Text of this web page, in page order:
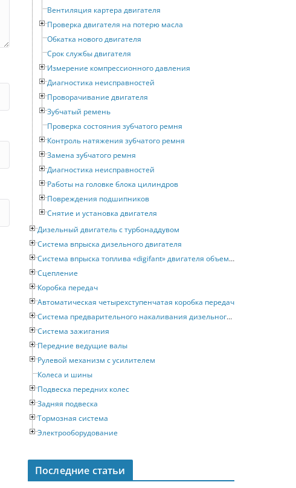
Вентиляция картера двигателя
Проверка двигателя на потерю масла
Обкатка нового двигателя
Срок службы двигателя
Измерение компрессионного давления
Диагностика неисправностей
Проворачивание двигателя
Зубчатый ремень
Проверка состояния зубчатого ремня
Контроль натяжения зубчатого ремня
Замена зубчатого ремня
Диагностика неисправностей
Работы на головке блока цилиндров
Повреждения подшипников
Снятие и установка двигателя
Дизельный двигатель с турбонаддувом
Система впрыска дизельного двигателя
Система впрыска топлива «digifant» двигателя объемом 2 литра
Сцепление
Коробка передач
Автоматическая четырехступенчатая коробка передач
Система предварительного накаливания дизельного двигателя
Система зажигания
Передние ведущие валы
Рулевой механизм с усилителем
Колеса и шины
Подвеска передних колес
Задняя подвеска
Тормозная система
Электрооборудование
Последние статьи